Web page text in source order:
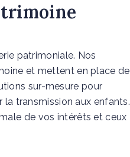
patrimoniale. Nos
et mettent en place
sur-mesure pour
transmission aux enfants.
de vos intérêts et ceux